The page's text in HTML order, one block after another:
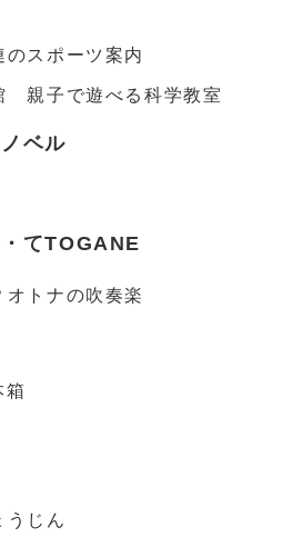
スポーツ案内
親子で遊べる科学教室
ベル
てTOGANE
トナの吹奏楽
うじん